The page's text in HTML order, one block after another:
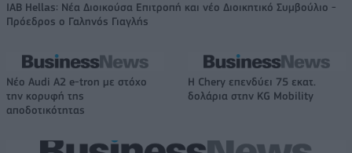
IAB Hellas: Νέα Διοικούσα Επιτροπή και νέο Διοικητικό Συμβούλιο -
Πρόεδρος ο Γαληνός Γιαγλής
Νέο Audi A2 e-tron με στόχο
την κορυφή της
αποδοτικότητας
Η Chery επενδύει 75 εκατ.
δολάρια στην KG Mobility